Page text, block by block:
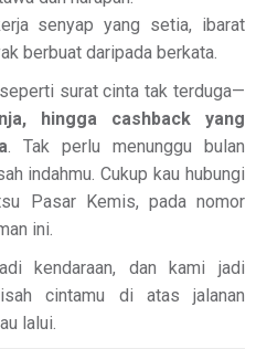
senyap yang setia, ibarat
berbuat daripada berkata.
surat cinta tak terduga—
hingga cashback yang
. Tak perlu menunggu bulan
indahmu. Cukup kau hubungi
Pasar Kemis, pada nomor
ini.
kendaraan, dan kami jadi
cintamu di atas jalanan
lalui.